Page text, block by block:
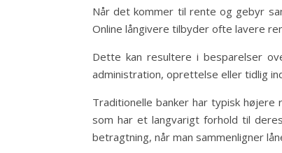
Når det kommer til rente og gebyr
Online långivere tilbyder ofte lavere
Dette kan resultere i besparelser
administration, oprettelse eller tidlig
Traditionelle banker har typisk
som har et langvarigt forhold til
betragtning, når man sammenligner